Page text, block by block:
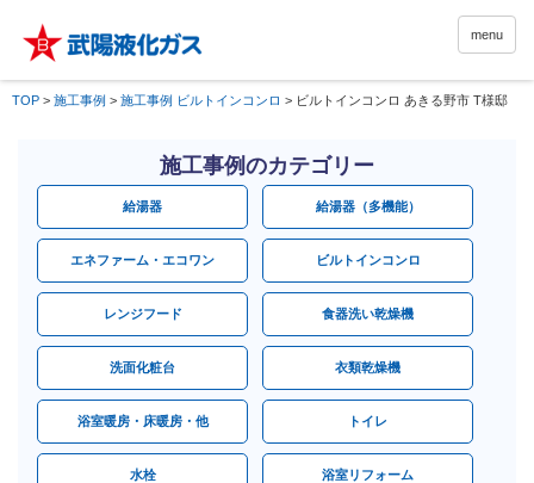
menu
TOP > 施工事例 > 施工事例 ビルトインコンロ > ビルトインコンロ あきる野市 T様邸
施工事例のカテゴリー
給湯器 給湯器（多機能）
エネファーム・エコワン ビルトインコンロ
レンジフード 食器洗い乾燥機
洗面化粧台 衣類乾燥機
浴室暖房・床暖房・他 トイレ
水栓 浴室リフォーム